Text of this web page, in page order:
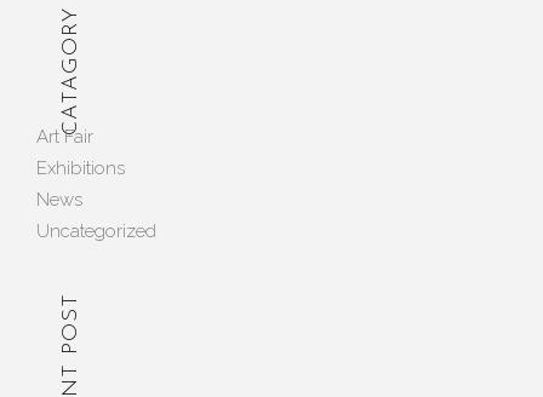
CATAGORY
Art Fair
Exhibitions
News
Uncategorized